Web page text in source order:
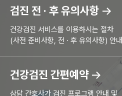
검진 전 · 후 유의사항
건강검진 서비스를 이용하시는 절차
(사전 준비사항, 전 · 후 유의사항) 안내
건강검진 간편예약
상담 간호사가 검진 프로그램 안내 및